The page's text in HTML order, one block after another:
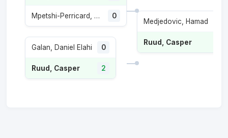
Mpetshi-Perricard, Giovanni 0
Galan, Daniel Elahi 0
Ruud, Casper 2
Medjedovic, Hamad
Ruud, Casper